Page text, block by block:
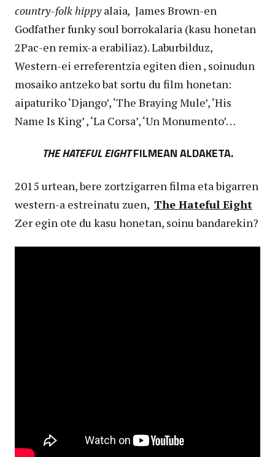
country-folk hippyalaia, James Brown-en
Godfather funky soul borrokalaria (kasu honetan
2Pac-en remix-a erabiliaz). Laburbilduz,
Western-ei erreferentzia egiten dien , soinudun
mosaiko antzeko bat sortu du film honetan:
aipaturiko ‘Django’, ‘The Braying Mule’, ‘His
Name Is King’ , ‘La Corsa’, ‘Un Monumento’…
THE HATEFUL EIGHTFILMEAN ALDAKETA.
2015 urtean, bere zortzigarren filma eta bigarren
western-a estreinatu zuen, The Hateful Eight
Zer egin ote du kasu honetan, soinu bandarekin?